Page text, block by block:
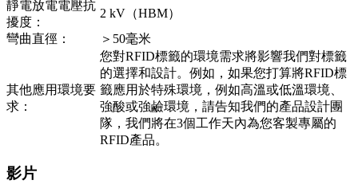
靜電放電電壓抗
擾度：
2 kV（HBM）
彎曲直徑：
＞50毫米
其他應用環境要
求：
您對RFID標籤的環境需求將影響我們對標籤
的選擇和設計。例如，如果您打算將RFID標
籤應用於特殊環境，例如高溫或低溫環境、
強酸或強鹼環境，請告知我們的產品設計團
隊，我們將在3個工作天內為您客製專屬的
RFID產品。
影片